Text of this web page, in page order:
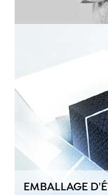
EMBALLAGE